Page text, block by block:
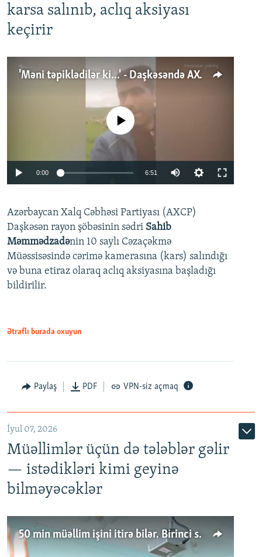
karsa salınıb, aclıq aksiyası
keçirir
'Məni təpiklədilər ki...' - Daşkəsəndə AXCP fəalının yaxınları onun həbsinə etiraz edirlər
Auto 240p 360p
720p 1080p
No media source currently available
0:00 6:51
360p
720p
1080p
Azərbaycan Xalq Cəbhəsi Partiyası (AXCP)
Daşkəsən rayon şöbəsinin sədri Sahib
Məmmədzadənin 10 saylı Cəzaçəkmə
Müəssisəsində cərimə kamerasına (kars) salındığı
və buna etiraz olaraq aclıq aksiyasına başladığı
bildirilir.
Ətraflı burada oxuyun
Paylaş PDF VPN-siz açmaq
İyul 07, 2026
Müəllimlər üçün də tələblər gəlir
— istədikləri kimi geyinə
bilməyəcəklər
50 min müəllim işini itirə bilər. Birinci sinfə gedənlər azalır